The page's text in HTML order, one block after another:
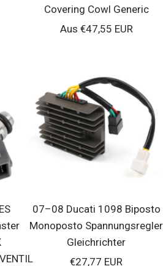
Covering Cowl Generic
Verkaufspreis
Aus €47,55 EUR
07–08 Ducati 1098 Biposto
Monoposto Spannungsregler
Gleichrichter
Verkaufspreis
€27,77 EUR